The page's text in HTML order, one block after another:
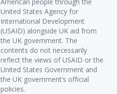
United States Agency for
International Development
(USAID) alongside UK aid from
the UK government. The
contents do not necessarily
reflect the views of USAID or the
United States Government and
the UK government’s official
policies.